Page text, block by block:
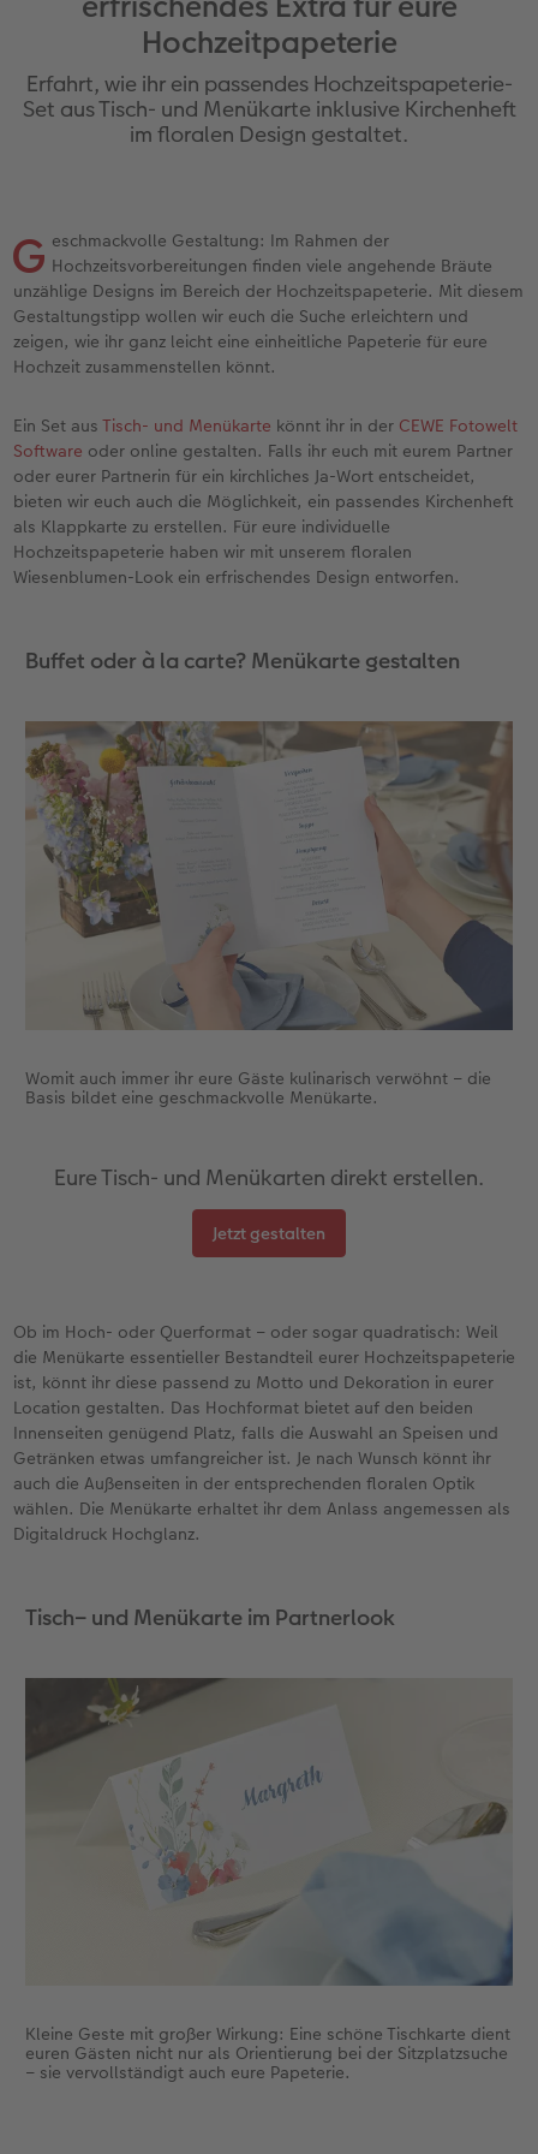
Jahrbuch gestalten
CEWE FOTOBUCH Kids
Panoramaseite
Designvorlagen
Foto-Kochbuch
Kundenbeispiele
Webinare
CEWE myPhotos
Gestaltungsideen
Anleitungen & Hilfe
Dankeskarten Kommunion
Dankeskarten
Urlaubsgrüße
Papierqualitäten
Klappkarten
Fotokarten
Postkarten
Karte mit Einsteckfoto
Einzelkarten
Digitale Grußkarte
Wandkalender mit Design
NEU: Wandkalender Fineline
Kalender-Kundenbeispiele
Extras
CEWE myPhotos
Max Case
PopGrip
CEWE myPhotos
Neuheiten
Gestaltungsideen
Anleitungen und Hilfe
Hochzeit
Familie
Fotowettbewerbe
Faszination Fotografie
Neuheiten
Hochzeitpapeterie
Erfahrt, wie ihr ein passendes Hochzeitspapeterie-
Set aus Tisch- und Menükarte inklusive Kirchenheft
im floralen Design gestaltet.
G eschmackvolle Gestaltung: Im Rahmen der
Hochzeitsvorbereitungen finden viele angehende Bräute
unzählige Designs im Bereich der Hochzeitspapeterie. Mit diesem
Gestaltungstipp wollen wir euch die Suche erleichtern und
zeigen, wie ihr ganz leicht eine einheitliche Papeterie für eure
Hochzeit zusammenstellen könnt.
Ein Set ausTisch- und Menükarte könnt ihr in der CEWE Fotowelt
Software oder online gestalten. Falls ihr euch mit eurem Partner
oder eurer Partnerin für ein kirchliches Ja-Wort entscheidet,
bieten wir euch auch die Möglichkeit, ein passendes Kirchenheft
als Klappkarte zu erstellen. Für eure individuelle
Hochzeitspapeterie haben wir mit unserem floralen
Wiesenblumen-Look ein erfrischendes Design entworfen.
Buffet oder à la carte? Menükarte gestalten
Womit auch immer ihr eure Gäste kulinarisch verwöhnt – die
Basis bildet eine geschmackvolle Menükarte.
Eure Tisch- und Menükarten direkt erstellen.
Jetzt gestalten
Ob im Hoch- oder Querformat – oder sogar quadratisch: Weil
die Menükarte essentieller Bestandteil eurer Hochzeitspapeterie
ist, könnt ihr diese passend zu Motto und Dekoration in eurer
Location gestalten. Das Hochformat bietet auf den beiden
Innenseiten genügend Platz, falls die Auswahl an Speisen und
Getränken etwas umfangreicher ist. Je nach Wunsch könnt ihr
auch die Außenseiten in der entsprechenden floralen Optik
wählen. Die Menükarte erhaltet ihr dem Anlass angemessen als
Digitaldruck Hochglanz.
Tisch– und Menükarte im Partnerlook
Kleine Geste mit großer Wirkung: Eine schöne Tischkarte dient
euren Gästen nicht nur als Orientierung bei der Sitzplatzsuche
– sie vervollständigt auch eure Papeterie.